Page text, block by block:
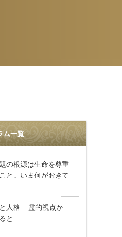
ム一覧
の根源は生命を尊重
と。いま何がおきて
人格 – 霊的視点か
と